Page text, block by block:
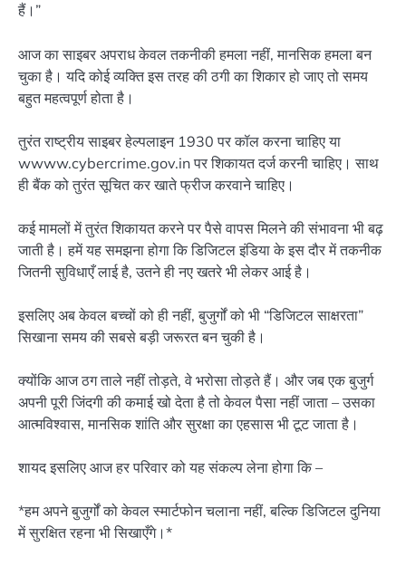
हैं।”
आज का साइबर अपराध केवल तकनीकी हमला नहीं, मानसिक हमला बन
चुका है। यदि कोई व्यक्ति इस तरह की ठगी का शिकार हो जाए तो समय
बहुत महत्वपूर्ण होता है।
तुरंत राष्ट्रीय साइबर हेल्पलाइन 1930 पर कॉल करना चाहिए या
wwww.cybercrime.gov.in पर शिकायत दर्ज करनी चाहिए। साथ
ही बैंक को तुरंत सूचित कर खाते फ्रीज करवाने चाहिए।
कई मामलों में तुरंत शिकायत करने पर पैसे वापस मिलने की संभावना भी बढ़
जाती है। हमें यह समझना होगा कि डिजिटल इंडिया के इस दौर में तकनीक
जितनी सुविधाएँ लाई है, उतने ही नए खतरे भी लेकर आई है।
इसलिए अब केवल बच्चों को ही नहीं, बुजुर्गों को भी “डिजिटल साक्षरता”
सिखाना समय की सबसे बड़ी जरूरत बन चुकी है।
क्योंकि आज ठग ताले नहीं तोड़ते, वे भरोसा तोड़ते हैं। और जब एक बुजुर्ग
अपनी पूरी जिंदगी की कमाई खो देता है तो केवल पैसा नहीं जाता – उसका
आत्मविश्वास, मानसिक शांति और सुरक्षा का एहसास भी टूट जाता है।
शायद इसलिए आज हर परिवार को यह संकल्प लेना होगा कि –
*हम अपने बुजुर्गों को केवल स्मार्टफोन चलाना नहीं, बल्कि डिजिटल दुनिया
में सुरक्षित रहना भी सिखाएँगे।*